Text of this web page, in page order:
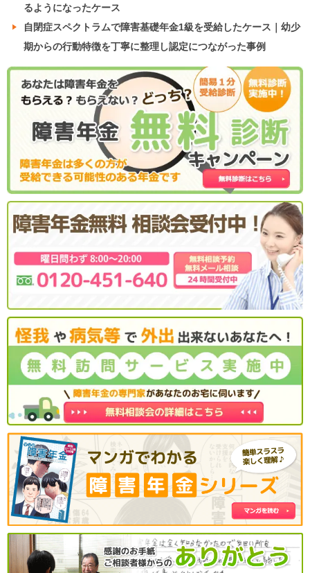
るようになったケース
自閉症スペクトラムで障害基礎年金1級を受給したケース｜幼少
期からの行動特徴を丁寧に整理し認定につながった事例